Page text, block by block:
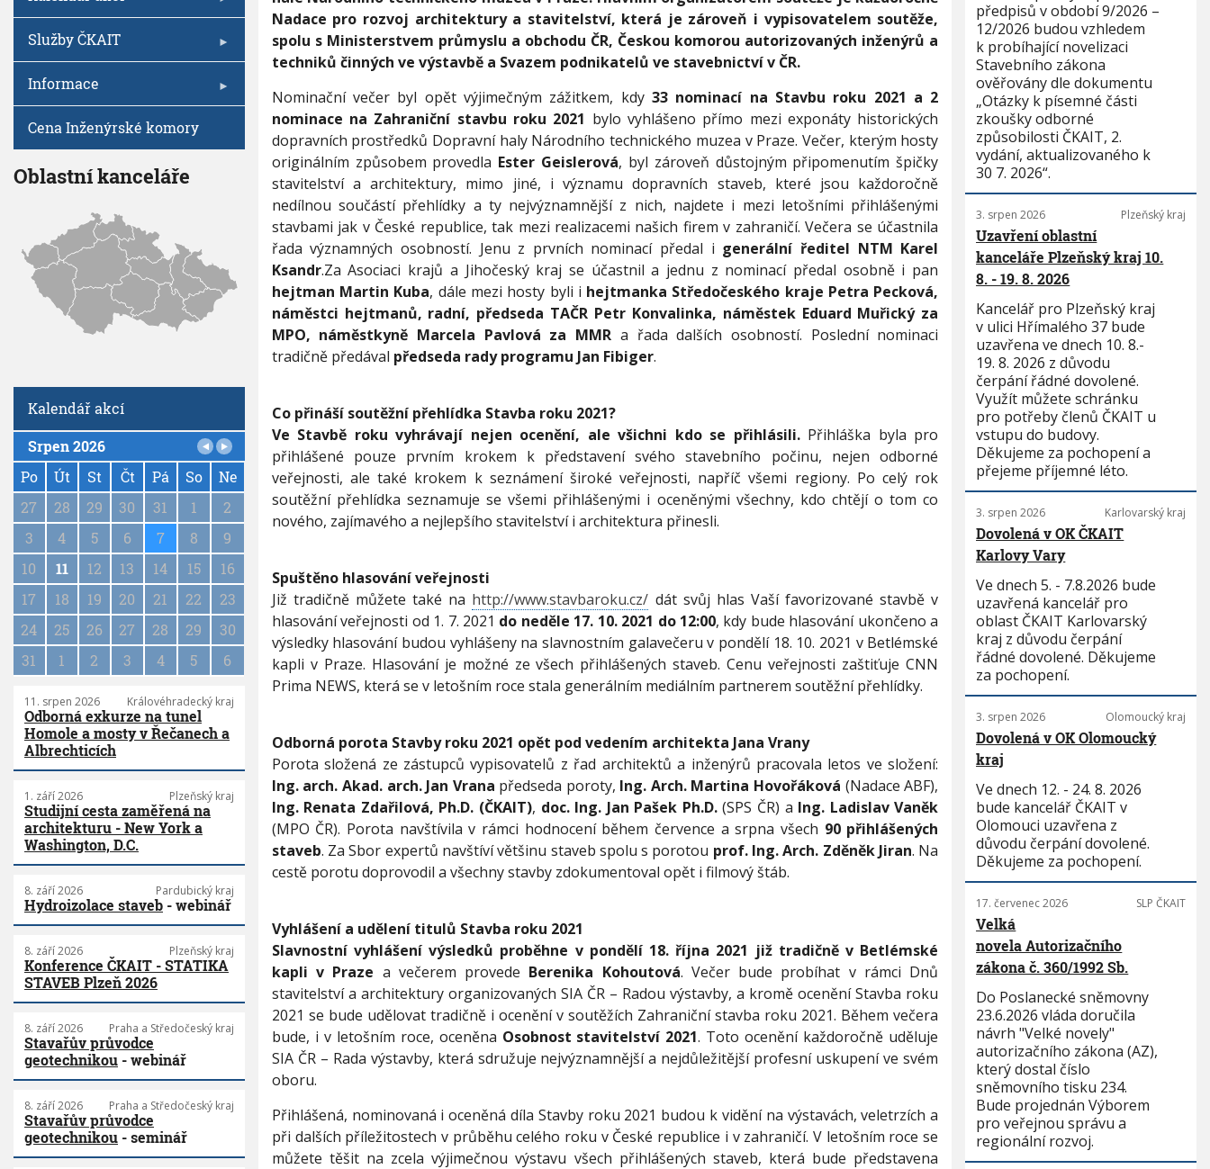
I
G
C
n
á
l
e
o
t
i
t
u
l
S
t
a
v
b
a
r
o
k
u
2
1
p
r
o
t
a
p
l
a
l
3
3
s
v
e
b
z
e
v
š
e
c
e
g
i
o
n
ů
Nadace pro rozvoj architektury a stavitelství, která je zároveň i vypisovatelem soutěže,
spolu s Ministerstvem průmyslu a obchodu ČR, Českou komorou autorizovaných inženýrů a
techniků činných ve výstavbě a Svazem podnikatelů ve stavebnictví v ČR.
Nominační večer byl opět výjimečným zážitkem, kdy 33 nominací na Stavbu roku 2021 a 2
nominace na Zahraniční stavbu roku 2021 bylo vyhlášeno přímo mezi exponáty historických
dopravních prostředků Dopravní haly Národního technického muzea v Praze. Večer, kterým hosty
originálním způsobem provedla Ester Geislerová, byl zároveň důstojným připomenutím špičky
stavitelství a architektury, mimo jiné, i významu dopravních staveb, které jsou každoročně
nedílnou součástí přehlídky a ty nejvýznamnější z nich, najdete i mezi letošními přihlášenými
stavbami jak v České republice, tak mezi realizacemi našich firem v zahraničí. Večera se účastnila
řada významných osobností. Jenu z prvních nominací předal i generální ředitel NTM Karel
Ksandr.Za Asociaci krajů a Jihočeský kraj se účastnil a jednu z nominací předal osobně i pan
hejtman Martin Kuba, dále mezi hosty byli i hejtmanka Středočeského kraje Petra Pecková,
náměstci hejtmanů, radní, předseda TAČR Petr Konvalinka, náměstek Eduard Muřický za
MPO, náměstkyně Marcela Pavlová za MMR a řada dalších osobností. Poslední nominaci
tradičně předával předseda rady programu Jan Fibiger.
Co přináší soutěžní přehlídka Stavba roku 2021?
Ve Stavbě roku vyhrávají nejen ocenění, ale všichni kdo se přihlásili.Přihláška byla pro
přihlášené pouze prvním krokem k představení svého stavebního počinu, nejen odborné
veřejnosti, ale také krokem k seznámení široké veřejnosti, napříč všemi regiony. Po celý rok
soutěžní přehlídka seznamuje se všemi přihlášenými i oceněnými všechny, kdo chtějí o tom co
nového, zajímavého a nejlepšího stavitelství i architektura přinesli.
Spuštěno hlasování veřejnosti
Již tradičně můžete také na http://www.stavbaroku.cz/ dát svůj hlas Vaší favorizované stavbě v
hlasování veřejnosti od 1. 7. 2021 do neděle 17. 10. 2021 do 12:00, kdy bude hlasování ukončeno a
výsledky hlasování budou vyhlášeny na slavnostním galavečeru v pondělí 18. 10. 2021 v Betlémské
kapli v Praze. Hlasování je možné ze všech přihlášených staveb. Cenu veřejnosti zaštiťuje CNN
Prima NEWS, která se v letošním roce stala generálním mediálním partnerem soutěžní přehlídky.
Odborná porota Stavby roku 2021 opět pod vedením architekta Jana Vrany
Porota složená ze zástupců vypisovatelů z řad architektů a inženýrů pracovala letos ve složení:
Ing. arch. Akad. arch. Jan Vrana předseda poroty, Ing. Arch. Martina Hovořáková (Nadace ABF),
Ing. Renata Zdařilová, Ph.D. (ČKAIT), doc. Ing. Jan Pašek Ph.D.(SPS ČR) a Ing. Ladislav Vaněk
(MPO ČR). Porota navštívila v rámci hodnocení během července a srpna všech 90 přihlášených
staveb. Za Sbor expertů navštíví většinu staveb spolu s porotou prof. Ing. Arch. Zděněk Jiran. Na
cestě porotu doprovodil a všechny stavby zdokumentoval opět i filmový štáb.
Vyhlášení a udělení titulů Stavba roku 2021
Slavnostní vyhlášení výsledků proběhne v pondělí 18. října 2021 již tradičně v Betlémské
kapli v Praze a večerem provede Berenika Kohoutová. Večer bude probíhat v rámci Dnů
stavitelství a architektury organizovaných SIA ČR – Radou výstavby, a kromě ocenění Stavba roku
2021 se bude udělovat tradičně i ocenění v soutěžích Zahraniční stavba roku 2021. Během večera
bude, i v letošním roce, oceněna Osobnost stavitelství 2021. Toto ocenění každoročně uděluje
SIA ČR – Rada výstavby, která sdružuje nejvýznamnější a nejdůležitější profesní uskupení ve svém
oboru.
Přihlášená, nominovaná i oceněná díla Stavby roku 2021 budou k vidění na výstavách, veletrzích a
při dalších příležitostech v průběhu celého roku v České republice i v zahraničí. V letošním roce se
můžete těšit na zcela výjimečnou výstavu všech přihlášených staveb, která bude představena
Služby ČKAIT
Informace
Cena Inženýrské komory
Oblastní kanceláře
Kalendář akcí
P
a
g
a
i
o
n
Srpen 2026
Po
Út St Čt Pá So
Ne
27
28 29 30 31 1
2
3
4 5 6 7 8
9
10
11 12 13 14 15
16
17
18 19 20 21 22
23
24
25 26 27 28 29
30
31
1 2 3 4 5 6
11. srpen 2026 Královéhradecký kraj
Odborná exkurze na tunel
Homole a mosty v Řečanech a
Albrechticích
1. září 2026 Plzeňský kraj
Studijní cesta zaměřená na
architekturu - New York a
Washington, D.C.
8. září 2026 Pardubický kraj
Hydroizolace staveb - webinář
8. září 2026 Plzeňský kraj
Konference ČKAIT - STATIKA
STAVEB Plzeň 2026
8. září 2026 Praha a Středočeský kraj
Stavařův průvodce
geotechnikou - webinář
8. září 2026 Praha a Středočeský kraj
Stavařův průvodce
geotechnikou - seminář
předpisů v období 9/2026 –
12/2026 budou vzhledem
k probíhající novelizaci
Stavebního zákona
ověřovány dle dokumentu
„Otázky k písemné části
zkoušky odborné
způsobilosti ČKAIT, 2.
vydání, aktualizovaného k
30 7. 2026“.
3. srpen 2026 Plzeňský kraj
Uzavření oblastní
kanceláře Plzeňský kraj 10.
8. - 19. 8. 2026
Kancelář pro Plzeňský kraj
v ulici Hřímalého 37 bude
uzavřena ve dnech 10. 8.-
19. 8. 2026 z důvodu
čerpání řádné dovolené.
Využít můžete schránku
pro potřeby členů ČKAIT u
vstupu do budovy.
Děkujeme za pochopení a
přejeme příjemné léto.
3. srpen 2026 Karlovarský kraj
Dovolená v OK ČKAIT
Karlovy Vary
Ve dnech 5. - 7.8.2026 bude
uzavřená kancelář pro
oblast ČKAIT Karlovarský
kraj z důvodu čerpání
řádné dovolené. Děkujeme
za pochopení.
3. srpen 2026 Olomoucký kraj
Dovolená v OK Olomoucký
kraj
Ve dnech 12. - 24. 8. 2026
bude kancelář ČKAIT v
Olomouci uzavřena z
důvodu čerpání dovolené.
Děkujeme za pochopení.
17. červenec 2026 SLP ČKAIT
Velká
novela Autorizačního
zákona č. 360/1992 Sb.
Do Poslanecké sněmovny
23.6.2026 vláda doručila
návrh "Velké novely"
autorizačního zákona (AZ),
který dostal číslo
sněmovního tisku 234.
Bude projednán Výborem
pro veřejnou správu a
regionální rozvoj.